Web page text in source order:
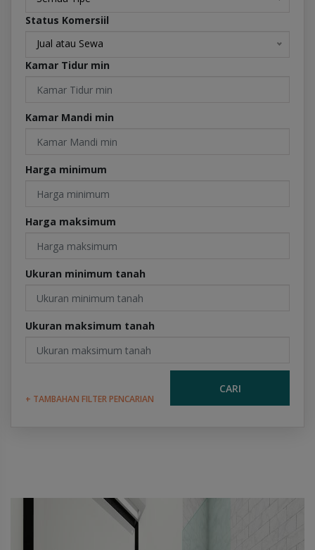
Status Komersiil
Jual atau Sewa
Kamar Tidur min
Kamar Mandi min
Harga minimum
Harga maksimum
Ukuran minimum tanah
Ukuran maksimum tanah
+ TAMBAHAN FILTER PENCARIAN
CARI